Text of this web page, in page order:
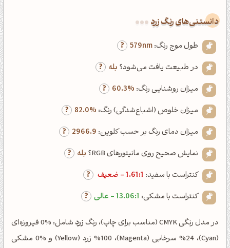
دانستنی‌های رنگ زرد
طول موج رنگ:579nm
در طبیعت یافت می‌شود؟ بله
میزان روشنایی رنگ: 60.3%
میزان خلوص (اشباع‌شدگی) رنگ: 82.0%
میزان دمای رنگ بر حسب کلوین: 2966.9
نمایش صحیح روی مانیتورهای RGB؟
بله
کنتراست با سفید: 1.61:1 - ضعیف
کنتراست با مشکی: 13.06:1 - عالی
در مدل رنگی CMYK (مناسب برای چاپ)، رنگ زرد
شامل: %0 فیروزه‌ای
(Cyan)، %24 سرخابی (Magenta)، %100 زرد (Yellow) و %0 مشکی